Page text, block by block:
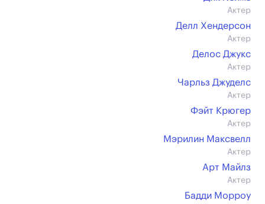
Актер
Делл Хендерсон
Актер
Делос Джукс
Актер
Чарльз Джуделс
Актер
Фэйт Крюгер
Актер
Мэрилин Максвелл
Актер
Арт Майлз
Актер
Бадди Морроу